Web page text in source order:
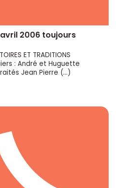
2006 toujours
ET TRADITIONS
: André et Huguette
Jean Pierre (…)